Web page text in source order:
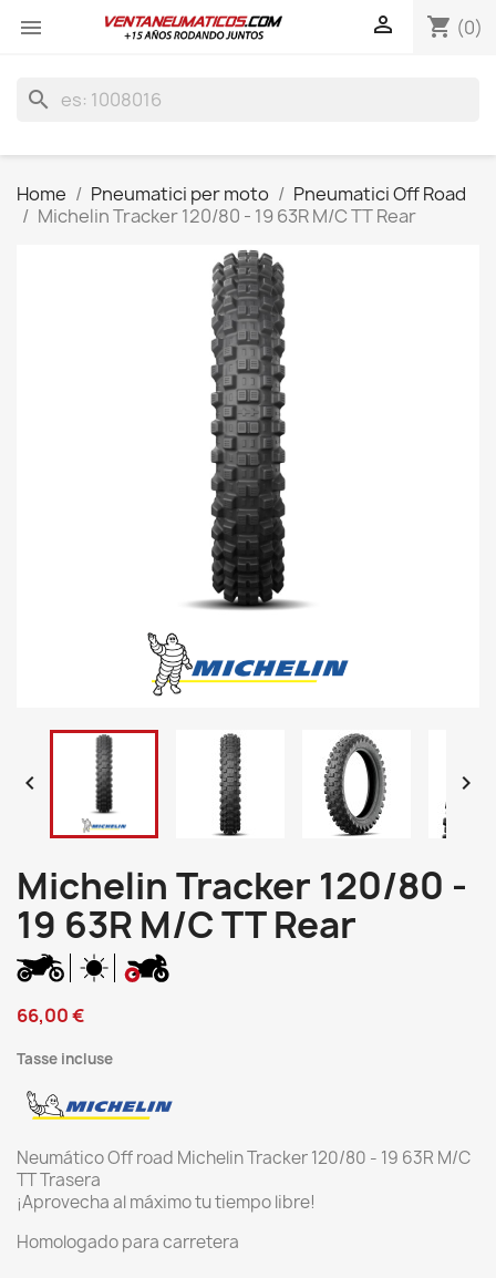
 shopping_cart (0)

search
Home Pneumatici per moto
Pneumatici Off Road
Michelin Tracker 120/80 - 19 63R M/C TT Rear
 
Michelin Tracker 120/80 -
19 63R M/C TT Rear
66,00 €
Tasse incluse
Neumático Off road Michelin Tracker 120/80 - 19 63R M/C
TT Trasera
¡Aprovecha al máximo tu tiempo libre!
Homologado para carretera